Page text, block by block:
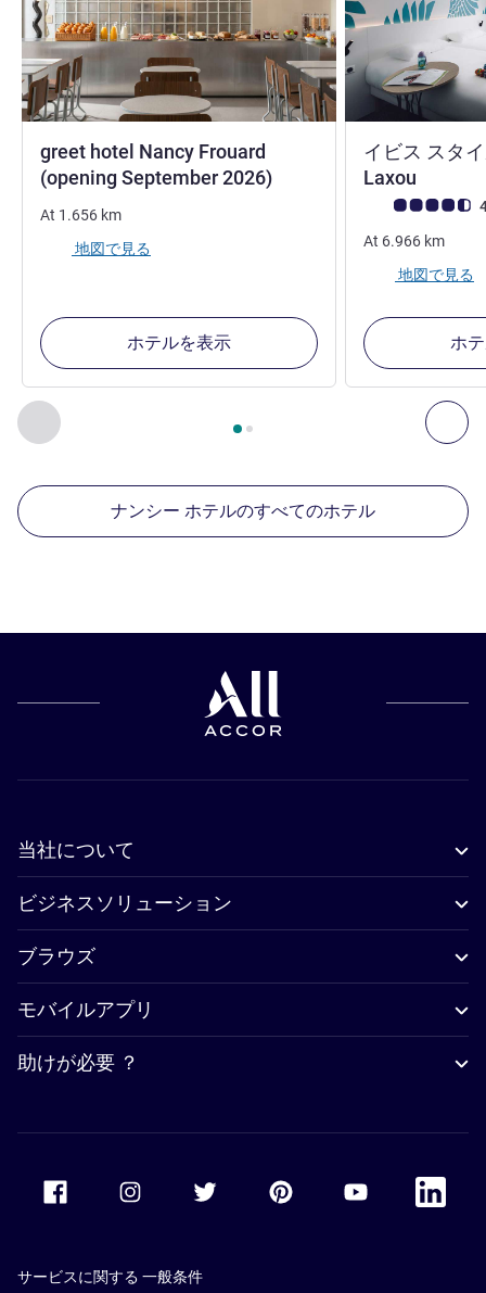
前に戻る - 周辺の他の施設 次
2ページ中 , 周辺の他の施設 1 :, 周辺の他の施設 2
greet hotel Nancy Frouard
(opening September 2026)
At 1.656 km
地図で見る
ホテルを表示
イビス スタ
Laxou
お客さまの声 (
At 6.966 km
地図で見る
ホ
ナンシー ホテルのすべてのホテル
当社について
ビジネスソリューション
ブラウズ
モバイルアプリ
助けが必要 ？
Accor Facebook Accor TwitterAccor PinterestAccor Youtube
Accor
サービスに関する 一般条件